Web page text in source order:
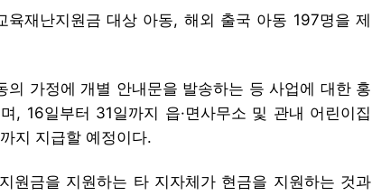
재난지원금 대상 아동, 해외 출국 아동 197명을 제
의 가정에 개별 안내문을 발송하는 등 사업에 대한 홍
, 16일부터 31일까지 읍·면사무소 및 관내 어린이집
지 지급할 예정이다.
원금을 지원하는 타 지자체가 현금을 지원하는 것과